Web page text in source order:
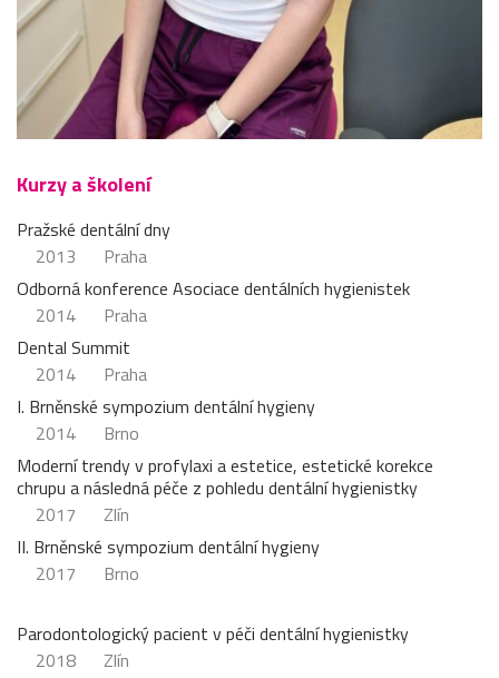
Kurzy a školení
Pražské dentální dny
2013
Praha
Odborná konference Asociace dentálních hygienistek
2014
Praha
Dental Summit
2014
Praha
I. Brněnské sympozium dentální hygieny
2014
Brno
Moderní trendy v profylaxi a estetice, estetické korekce
chrupu a následná péče z pohledu dentální hygienistky
2017
Zlín
II. Brněnské sympozium dentální hygieny
2017
Brno
Parodontologický pacient v péči dentální hygienistky
2018
Zlín